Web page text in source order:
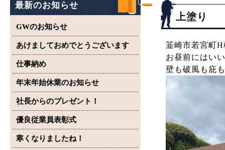
最新のお知らせ
GWのお知らせ
あけましておめでとうございます
仕事納め
年末年始休業のお知らせ
社長からのプレゼント！
優良従業員表彰式
寒くなりましたね！
上塗り
韮崎市若宮町
お昼前にはい
壁も破風も庇